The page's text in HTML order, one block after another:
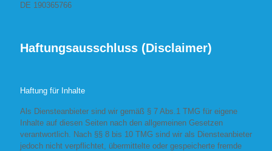
DE 190365766
Haftungsausschluss (Disclaimer)
Haftung für Inhalte
Als Diensteanbieter sind wir gemäß § 7 Abs.1 TMG für eigene
Inhalte auf diesen Seiten nach den allgemeinen Gesetzen
verantwortlich. Nach §§ 8 bis 10 TMG sind wir als Diensteanbieter
jedoch nicht verpflichtet, übermittelte oder gespeicherte fremde